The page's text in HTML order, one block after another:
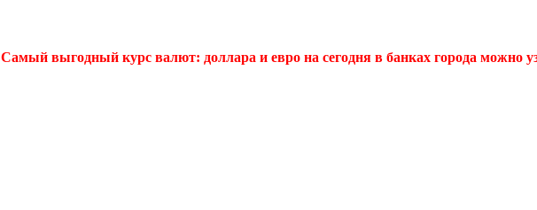
Самый выгодный курс валют: доллара и евро на сегодня в банках города можно